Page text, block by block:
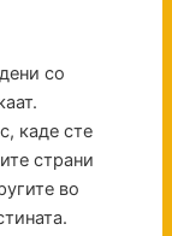
со
каде сте
страни
во